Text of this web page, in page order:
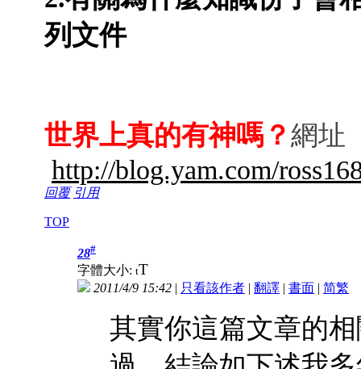
列文件
世界 上真的有神嗎？網址
http://blog.yam.com/
回覆 引用
TOP
28#
字體大小: tT
2011/4/9 15:42 | 只看該作者 | 翻譯 | 書面 | 简繁
其實你這篇文章的